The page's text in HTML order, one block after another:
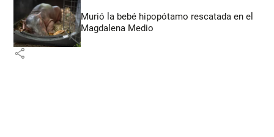
Murió la bebé hipopótamo rescatada en el
Magdalena Medio
share